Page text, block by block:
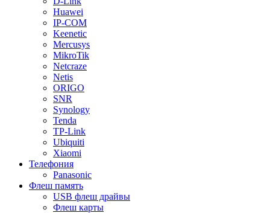
Huawei
IP-COM
Keenetic
Mercusys
MikroTik
Netcraze
Netis
ORIGO
SNR
Synology
Tenda
TP-Link
Ubiquiti
Xiaomi
Телефония
Panasonic
Флеш память
USB флеш драйвы
Флеш карты